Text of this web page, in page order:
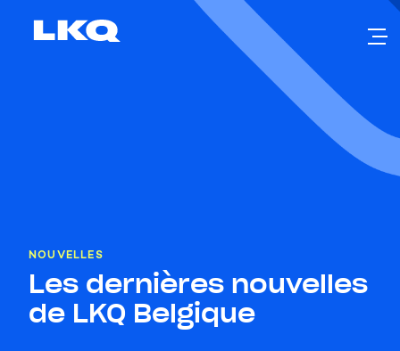
NOUVELLES
Les dernières nouvelles
de LKQ Belgique